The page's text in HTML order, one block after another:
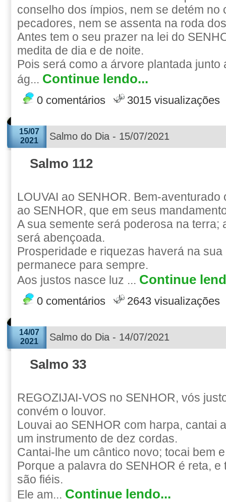
conselho dos ímpios, nem se detém no
pecadores, nem se assenta na roda
Antes tem o seu prazer na lei do
medita de dia e de noite.
Pois será como a árvore plantada junto
ág... Continue lendo...
0 comentários 3015 visualizações
15/07
2021
Salmo do Dia - 15/07/2021
Salmo 112
LOUVAI ao SENHOR. Bem-aventurado
ao SENHOR, que em seus
A sua semente será poderosa na terra;
será abençoada.
Prosperidade e riquezas haverá na
permanece para sempre.
Aos justos nasce luz ... Continue
0 comentários 2643 visualizações
14/07
2021
Salmo do Dia - 14/07/2021
Salmo 33
REGOZIJAI-VOS no SENHOR, vós
convém o louvor.
Louvai ao SENHOR com harpa, cantai
um instrumento de dez cordas.
Cantai-lhe um cântico novo; tocai bem
Porque a palavra do SENHOR é reta,
são fiéis.
Ele am... Continue lendo...